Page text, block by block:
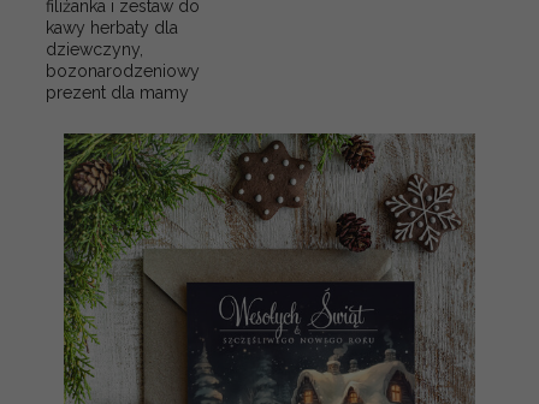
filiżanka i zestaw do
kawy herbaty dla
dziewczyny,
bozonarodzeniowy
prezent dla mamy